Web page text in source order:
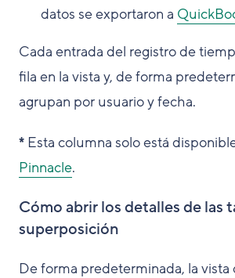
datos se exportaron a
Cada entrada del registro de
fila en la vista y, de forma
agrupan por usuario y fecha.
* Esta columna solo está
Pinnacle.
Cómo abrir los detalles de las
superposición
De forma predeterminada, la